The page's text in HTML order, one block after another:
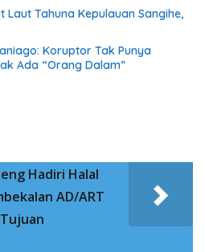
Laut Tahuna Kepulauan Sangihe,
Koruptor Tak Punya
Ada “Orang Dalam”
Hadiri Halal
AD/ART